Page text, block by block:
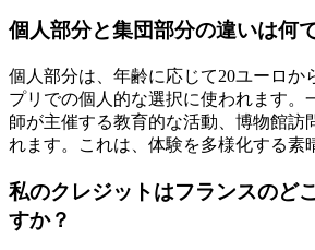
個人部分と集団部分の違いは何
個人部分は、年齢に応じて20ユーロか
プリでの個人的な選択に使われます。
師が主催する教育的な活動、博物館訪
れます。これは、体験を多様化する素
私のクレジットはフランスのど
すか？